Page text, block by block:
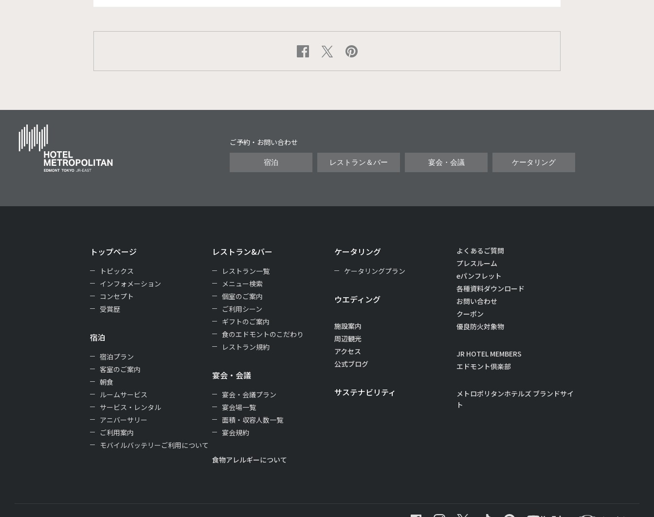
ご予約・お問い合わせ
宿泊 レストラン＆バー 宴会・会議 ケータリング
トップページ
トピックス
インフォメーション
コンセプト
受賞歴
宿泊
宿泊プラン
客室のご案内
朝食
ルームサービス
サービス・レンタル
アニバーサリー
ご利用案内
モバイルバッテリーご利用について
レストラン&バー
レストラン一覧
メニュー検索
個室のご案内
ご利用シーン
ギフトのご案内
食のエドモントのこだわり
レストラン規約
宴会・会議
宴会・会議プラン
宴会場一覧
面積・収容人数一覧
宴会規約
食物アレルギーについて
ケータリング
ケータリングプラン
ウエディング
施設案内
周辺観光
アクセス
公式ブログ
サステナビリティ
よくあるご質問
プレスルーム
eパンフレット
各種資料ダウンロード
お問い合わせ
クーポン
優良防火対象物
JR HOTEL MEMBERS
エドモント倶楽部
メトロポリタンホテルズ ブランドサイ
ト